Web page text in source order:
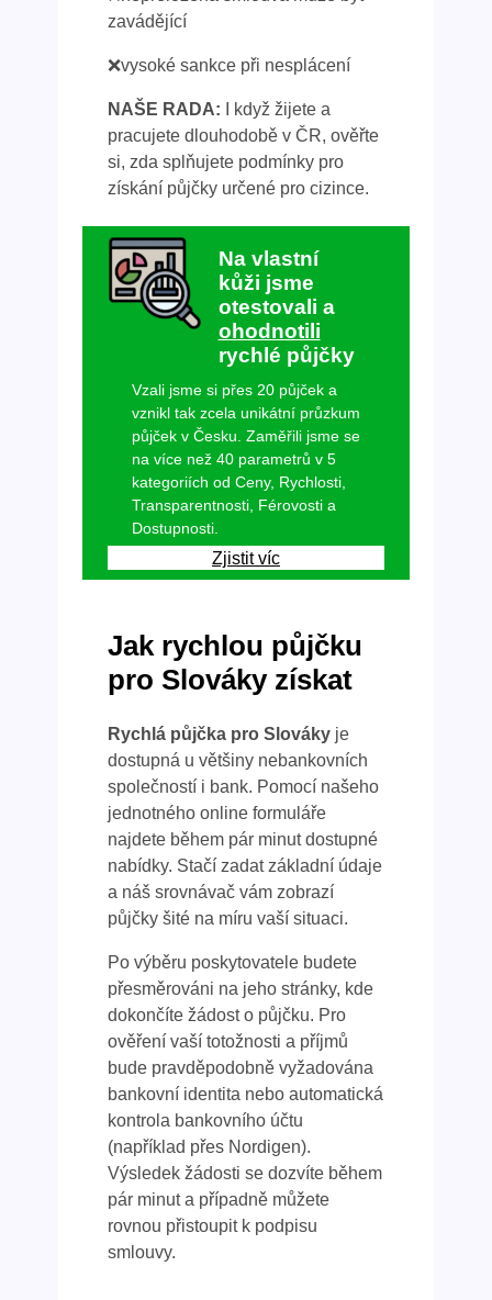
zavádějící
❌vysoké sankce při nesplácení
NAŠE RADA: I když žijete a
pracujete dlouhodobě v ČR, ověřte
si, zda splňujete podmínky pro
získání půjčky určené pro cizince.
Na vlastní
kůži jsme
otestovali a
ohodnotili
rychlé půjčky
Vzali jsme si přes 20 půjček a
vznikl tak zcela unikátní průzkum
půjček v Česku. Zaměřili jsme se
na více než 40 parametrů v 5
kategoriích od Ceny, Rychlosti,
Transparentnosti, Férovosti a
Dostupnosti.
Zjistit víc
Jak rychlou půjčku
pro Slováky získat
Rychlá půjčka pro Slovákyje
dostupná u většiny nebankovních
společností i bank. Pomocí našeho
jednotného online formuláře
najdete během pár minut dostupné
nabídky. Stačí zadat základní údaje
a náš srovnávač vám zobrazí
půjčky šité na míru vaší situaci.
Po výběru poskytovatele budete
přesměrováni na jeho stránky, kde
dokončíte žádost o půjčku. Pro
ověření vaší totožnosti a příjmů
bude pravděpodobně vyžadována
bankovní identita nebo automatická
kontrola bankovního účtu
(například přes Nordigen).
Výsledek žádosti se dozvíte během
pár minut a případně můžete
rovnou přistoupit k podpisu
smlouvy.